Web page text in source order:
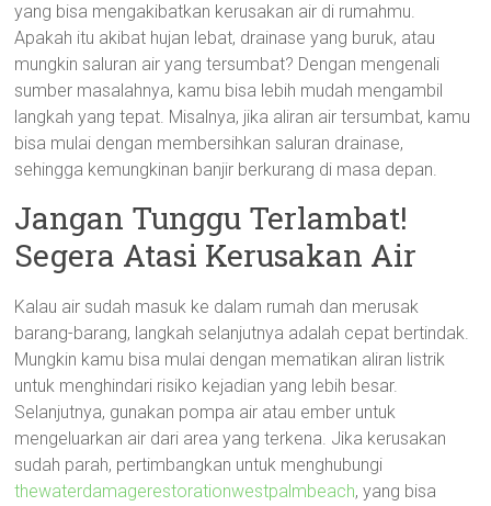
yang bisa mengakibatkan kerusakan air di rumahmu.
Apakah itu akibat hujan lebat, drainase yang buruk, atau
mungkin saluran air yang tersumbat? Dengan mengenali
sumber masalahnya, kamu bisa lebih mudah mengambil
langkah yang tepat. Misalnya, jika aliran air tersumbat, kamu
bisa mulai dengan membersihkan saluran drainase,
sehingga kemungkinan banjir berkurang di masa depan.
Jangan Tunggu Terlambat!
Segera Atasi Kerusakan Air
Kalau air sudah masuk ke dalam rumah dan merusak
barang-barang, langkah selanjutnya adalah cepat bertindak.
Mungkin kamu bisa mulai dengan mematikan aliran listrik
untuk menghindari risiko kejadian yang lebih besar.
Selanjutnya, gunakan pompa air atau ember untuk
mengeluarkan air dari area yang terkena. Jika kerusakan
sudah parah, pertimbangkan untuk menghubungi
thewaterdamagerestorationwestpalmbeach, yang bisa